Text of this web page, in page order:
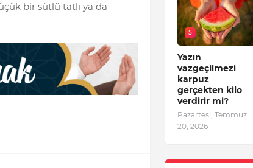
bir sütlü tatlı ya da
5
Yazın
vazgeçilmezi
karpuz
gerçekten kilo
verdirir mi?
Pazartesi, Temmuz
20, 2026